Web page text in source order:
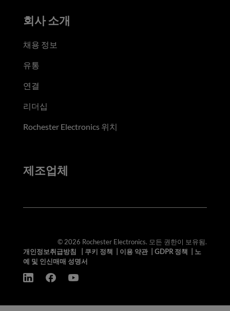
회사 소개
채용 정보
유통
연결
리더십
Rochester Electronics 위치
제조업체
© 2026 Rochester Electronics. 모든 권한이 보유됨.
개인정보취급방침
쿠키 정책 이용 약관| GDPR 정책
노
예 및 인신매매 성명서